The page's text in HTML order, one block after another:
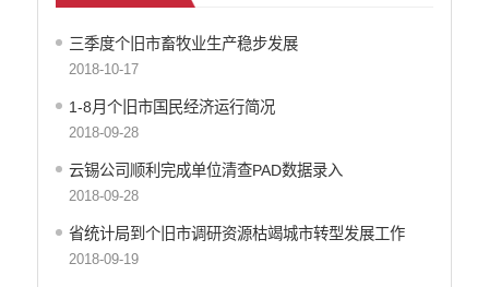
农业发展
气象信息
水务信息
林业信息
住房和建设
自然资源
三季度个旧市畜牧业生产稳步发展
2018-10-17
1-8月个旧市国民经济运行简况
2018-09-28
云锡公司顺利完成单位清查PAD数据录入
2018-09-28
省统计局到个旧市调研资源枯竭城市转型发展工作
2018-09-19